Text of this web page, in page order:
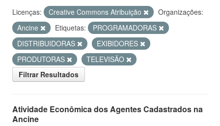
Licenças: Creative Commons Atribuição
Organizações:
Ancine
Etiquetas:
PROGRAMADORAS
DISTRIBUIDORAS
EXIBIDORES
PRODUTORAS
TELEVISÃO
Filtrar Resultados
Atividade Econômica dos Agentes Cadastrados na
Ancine